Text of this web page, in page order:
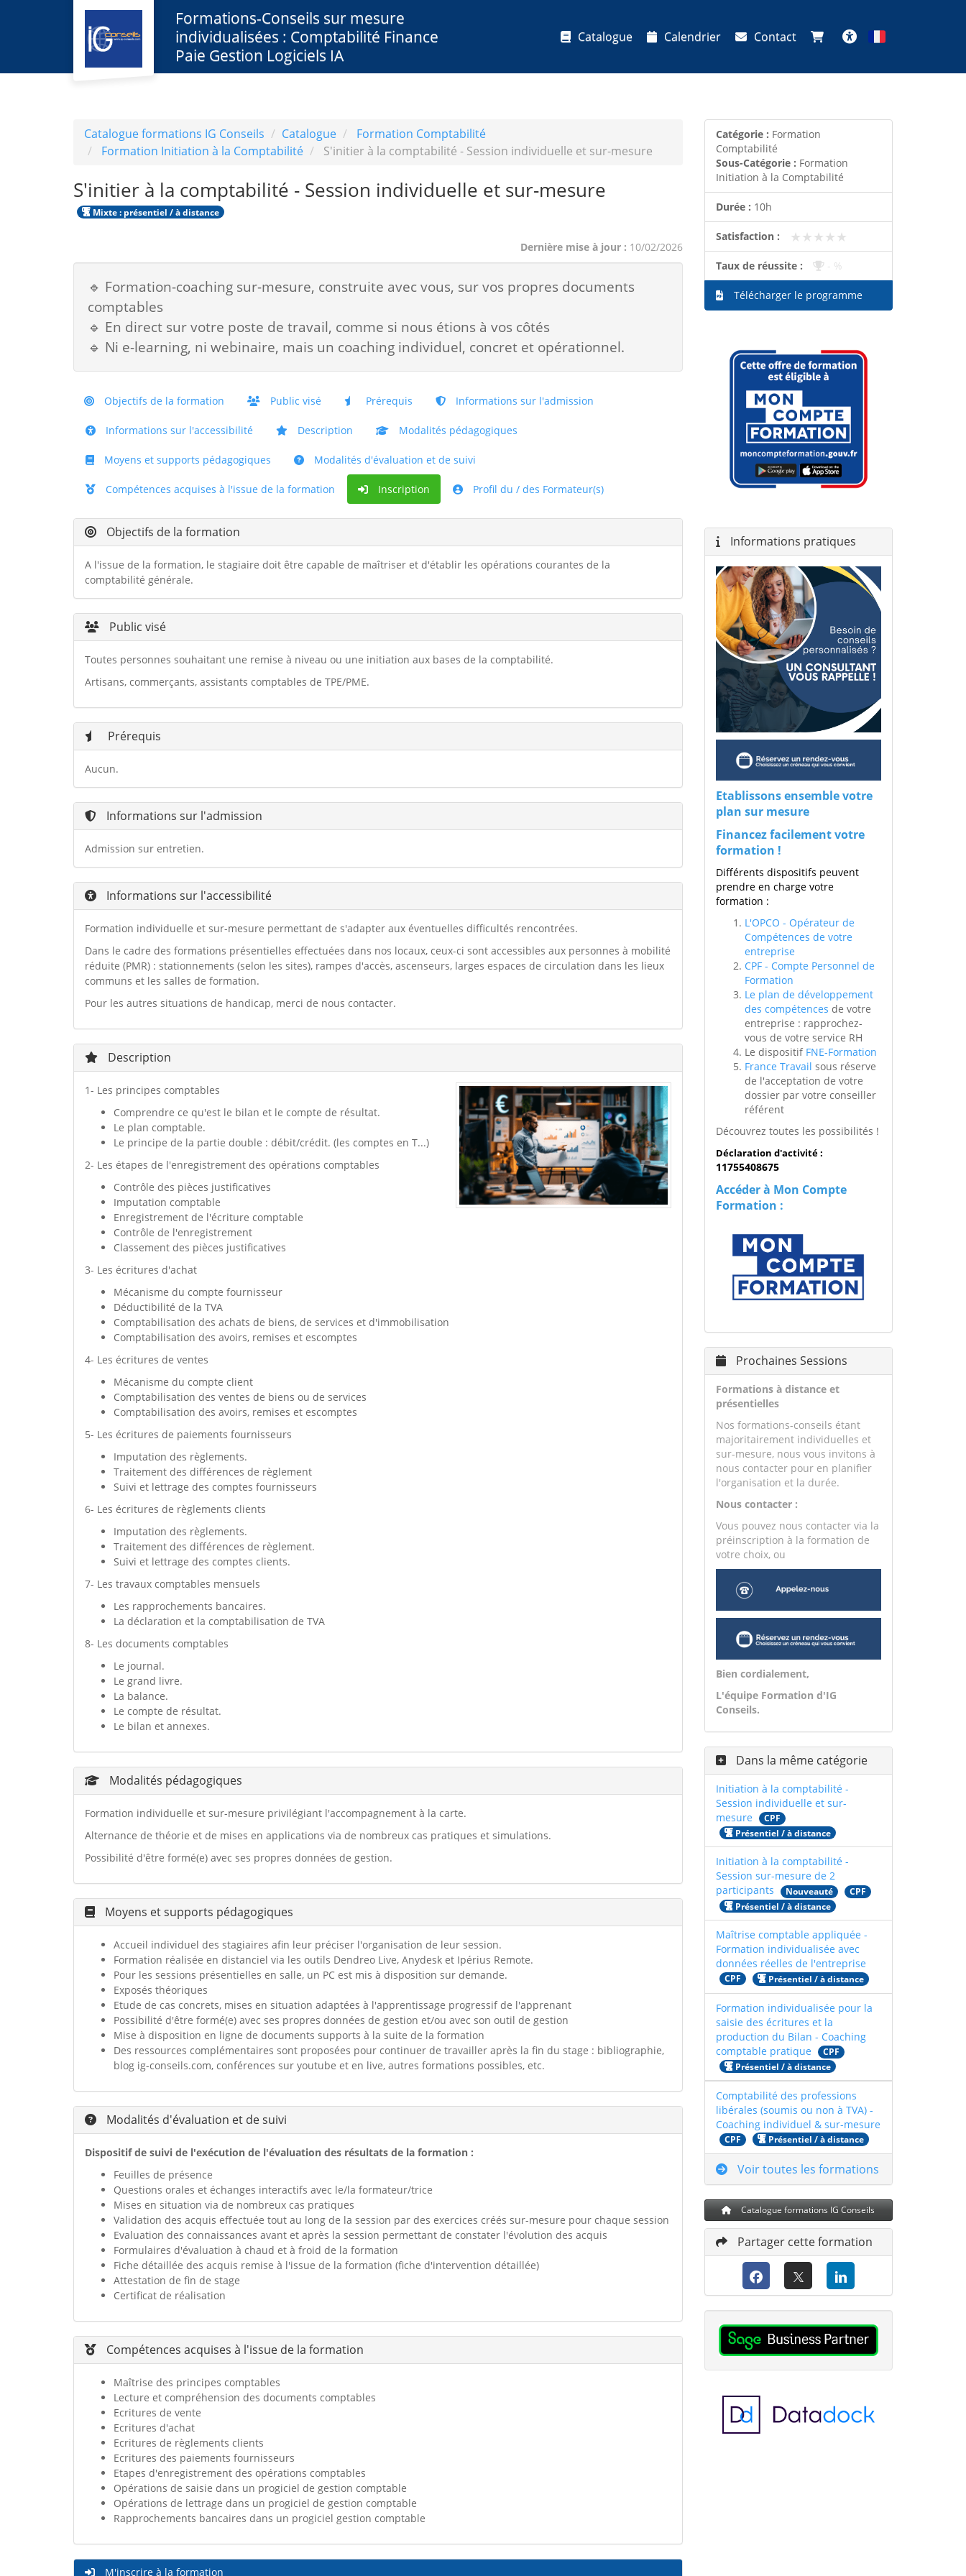
Aller au menu principal
Aller au contenu principal
Personnaliser l'interface
Formations-Conseils sur mesure
individualisées : Comptabilité Finance
Paie Gestion Logiciels IA
Catalogue Calendrier
Contact
Français
Catalogue formations IG Conseils Catalogue
Formation Comptabilité
Formation Initiation à la Comptabilité
S'initier à la comptabilité - Session individuelle et sur-mesure
S'initier à la comptabilité - Session individuelle et sur-mesure
Mixte : présentiel / à distance
Dernière mise à jour : 10/02/2026
🔹 Formation-coaching sur-mesure, construite avec vous, sur vos propres documents
comptables
🔹 En direct sur votre poste de travail, comme si nous étions à vos côtés
🔹 Ni e-learning, ni webinaire, mais un coaching individuel, concret et opérationnel.
Objectifs de la formation Public visé Prérequis Informations sur l'admission
Informations sur l'accessibilité Description Modalités pédagogiques
Moyens et supports pédagogiques Modalités d'évaluation et de suivi
Compétences acquises à l'issue de la formation Inscription Profil du / des Formateur(s)
Objectifs de la formation
A l'issue de la formation, le stagiaire doit être capable de maîtriser et d'établir les opérations courantes de la
comptabilité générale.
Public visé
Toutes personnes souhaitant une remise à niveau ou une initiation aux bases de la comptabilité.
Artisans, commerçants, assistants comptables de TPE/PME.
Prérequis
Aucun.
Informations sur l'admission
Admission sur entretien.
Informations sur l'accessibilité
Formation individuelle et sur-mesure permettant de s'adapter aux éventuelles difficultés rencontrées.
Dans le cadre des formations présentielles effectuées dans nos locaux, ceux-ci sont accessibles aux personnes à mobilité
réduite (PMR) : stationnements (selon les sites), rampes d'accès, ascenseurs, larges espaces de circulation dans les lieux
communs et les salles de formation.
Pour les autres situations de handicap, merci de nous contacter.
Description
1- Les principes comptables
Comprendre ce qu'est le bilan et le compte de résultat.
Le plan comptable.
Le principe de la partie double : débit/crédit. (les comptes en T...)
2- Les étapes de l'enregistrement des opérations comptables
Contrôle des pièces justificatives
Imputation comptable
Enregistrement de l'écriture comptable
Contrôle de l'enregistrement
Classement des pièces justificatives
3- Les écritures d'achat
Mécanisme du compte fournisseur
Déductibilité de la TVA
Comptabilisation des achats de biens, de services et d'immobilisation
Comptabilisation des avoirs, remises et escomptes
4- Les écritures de ventes
Mécanisme du compte client
Comptabilisation des ventes de biens ou de services
Comptabilisation des avoirs, remises et escomptes
5- Les écritures de paiements fournisseurs
Imputation des règlements.
Traitement des différences de règlement
Suivi et lettrage des comptes fournisseurs
6- Les écritures de règlements clients
Imputation des règlements.
Traitement des différences de règlement.
Suivi et lettrage des comptes clients.
7- Les travaux comptables mensuels
Les rapprochements bancaires.
La déclaration et la comptabilisation de TVA
8- Les documents comptables
Le journal.
Le grand livre.
La balance.
Le compte de résultat.
Le bilan et annexes.
Modalités pédagogiques
Formation individuelle et sur-mesure privilégiant l'accompagnement à la carte.
Alternance de théorie et de mises en applications via de nombreux cas pratiques et simulations.
Possibilité d'être formé(e) avec ses propres données de gestion.
Moyens et supports pédagogiques
Accueil individuel des stagiaires afin leur préciser l'organisation de leur session.
Formation réalisée en distanciel via les outils Dendreo Live, Anydesk et Ipérius Remote.
Pour les sessions présentielles en salle, un PC est mis à disposition sur demande.
Exposés théoriques
Etude de cas concrets, mises en situation adaptées à l'apprentissage progressif de l'apprenant
Possibilité d'être formé(e) avec ses propres données de gestion et/ou avec son outil de gestion
Mise à disposition en ligne de documents supports à la suite de la formation
Des ressources complémentaires sont proposées pour continuer de travailler après la fin du stage : bibliographie,
blog ig-conseils.com, conférences sur youtube et en live, autres formations possibles, etc.
Modalités d'évaluation et de suivi
Dispositif de suivi de l'exécution de l'évaluation des résultats de la formation :
Feuilles de présence
Questions orales et échanges interactifs avec le/la formateur/trice
Mises en situation via de nombreux cas pratiques
Validation des acquis effectuée tout au long de la session par des exercices créés sur-mesure pour chaque session
Evaluation des connaissances avant et après la session permettant de constater l'évolution des acquis
Formulaires d'évaluation à chaud et à froid de la formation
Fiche détaillée des acquis remise à l'issue de la formation (fiche d'intervention détaillée)
Attestation de fin de stage
Certificat de réalisation
Compétences acquises à l'issue de la formation
Maîtrise des principes comptables
Lecture et compréhension des documents comptables
Ecritures de vente
Ecritures d'achat
Ecritures de règlements clients
Ecritures des paiements fournisseurs
Etapes d'enregistrement des opérations comptables
Opérations de saisie dans un progiciel de gestion comptable
Opérations de lettrage dans un progiciel de gestion comptable
Rapprochements bancaires dans un progiciel gestion comptable
M'inscrire à la formation
Catégorie : Formation
Comptabilité
Sous-Catégorie : Formation
Initiation à la Comptabilité
Durée : 10h
Satisfaction : ★★★★★
★★★★★
Taux de réussite : - %
Télécharger le programme
Informations pratiques
Etablissons ensemble votre
plan sur mesure
Financez facilement votre
formation !
Différents dispositifs peuvent
prendre en charge votre
formation :
L'OPCO - Opérateur de
Compétences de votre
entreprise
CPF - Compte Personnel de
Formation
Le plan de développement
des compétences de votre
entreprise : rapprochez-
vous de votre service RH
Le dispositif FNE-Formation
France Travail sous réserve
de l'acceptation de votre
dossier par votre conseiller
référent
Découvrez toutes les possibilités !
Déclaration d'activité :
11755408675
Accéder à Mon Compte
Formation :
Prochaines Sessions
Formations à distance et
présentielles
Nos formations-conseils étant
majoritairement individuelles et
sur-mesure, nous vous invitons à
nous contacter pour en planifier
l'organisation et la durée.
Nous contacter :
Vous pouvez nous contacter via la
préinscription à la formation de
votre choix, ou
Bien cordialement,
L'équipe Formation d'IG
Conseils.
Dans la même catégorie
Initiation à la comptabilité -
Session individuelle et sur-
mesure
CPF
Présentiel / à distance
Initiation à la comptabilité -
Session sur-mesure de 2
participants
Nouveauté
CPF
Présentiel / à distance
Maîtrise comptable appliquée -
Formation individualisée avec
données réelles de l'entreprise
CPF Présentiel / à distance
Formation individualisée pour la
saisie des écritures et la
production du Bilan - Coaching
comptable pratique
CPF
Présentiel / à distance
Comptabilité des professions
libérales (soumis ou non à TVA) -
Coaching individuel & sur-mesure
CPF Présentiel / à distance
Voir toutes les formations
Catalogue formations IG Conseils
Partager cette formation